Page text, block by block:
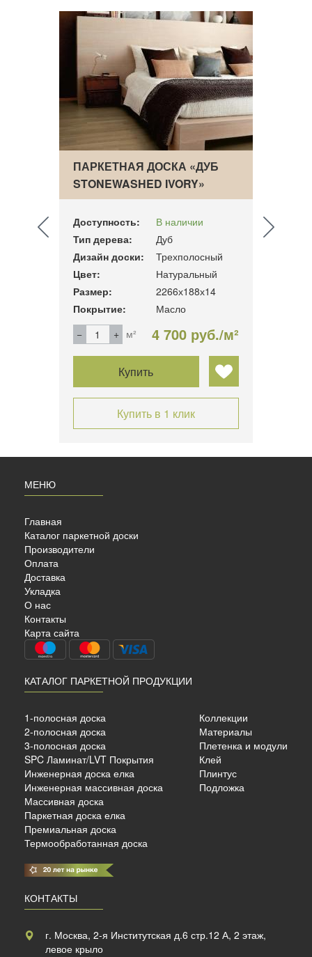
ПАРКЕТНАЯ ДОСКА «ДУБ
STONEWASHED IVORY»
Доступность:
В наличии
Тип дерева:
Дуб
Дизайн доски:
Трехполосный
Цвет:
Натуральный
Размер:
2266х188х14
Покрытие:
Масло
м²
4 700 руб./м²
Купить
Купить в 1 клик
м²
МЕНЮ
Главная
Каталог паркетной доски
Производители
Оплата
Доставка
Укладка
О нас
Контакты
Карта сайта
КАТАЛОГ ПАРКЕТНОЙ ПРОДУКЦИИ
1-полосная доска
2-полосная доска
3-полосная доска
SPC Ламинат/LVT Покрытия
Инженерная доска елка
Инженерная массивная доска
Массивная доска
Паркетная доска елка
Премиальная доска
Термообработанная доска
Коллекции
Материалы
Плетенка и модули
Клей
Плинтус
Подложка
КОНТАКТЫ
г. Москва, 2-я Институтская д.6 стр.12 А, 2 этаж,
левое крыло